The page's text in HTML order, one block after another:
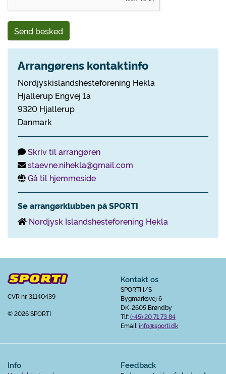
Send besked
Arrangørens kontaktinfo
Nordjyskislandshesteforening Hekla
Hjallerup Engvej 1a
9320 Hjallerup
Danmark
Skriv til arrangøren
staevne.nihekla@gmail.com
Gå til hjemmeside
Se arrangørklubben på SPORTI
Nordjysk Islandshesteforening Hekla
CVR nr. 31140439
© 2026 SPORTI
Kontakt os
SPORTI I/S
Bygmarksvej 6
DK-2605 Brøndby
Tlf:(+45) 20 71 73 84
Email:info@sporti.dk
Info Feedback